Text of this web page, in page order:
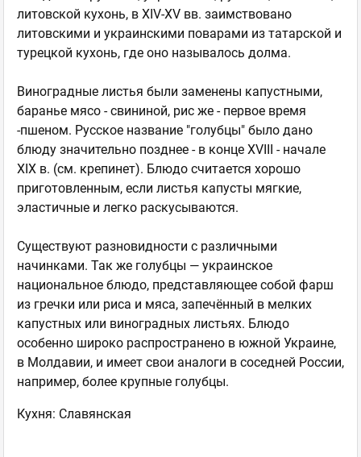
литовской кухонь, в XIV-XV вв. заимствовано
литовскими и украинскими поварами из татарской и
турецкой кухонь, где оно называлось долма.
Виноградные листья были заменены капустными,
баранье мясо - свининой, рис же - первое время
-пшеном. Русское название "голубцы" было дано
блюду значительно позднее - в конце XVIII - начале
XIX в. (см. крепинет). Блюдо считается хорошо
приготовленным, если листья капусты мягкие,
эластичные и легко раскусываются.
Существуют разновидности с различными
начинками. Так же голубцы — украинское
национальное блюдо, представляющее собой фарш
из гречки или риса и мяса, запечённый в мелких
капустных или виноградных листьях. Блюдо
особенно широко распространено в южной Украине,
в Молдавии, и имеет свои аналоги в соседней России,
например, более крупные голубцы.
Кухня: Славянская